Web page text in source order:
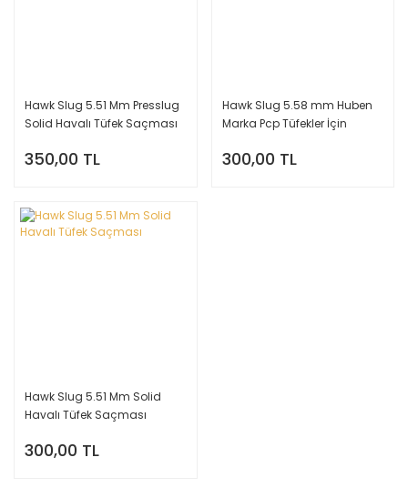
Hawk Slug 5.51 Mm Presslug
Solid Havalı Tüfek Saçması
350,00 TL
Hawk Slug 5.58 mm Huben
Marka Pcp Tüfekler İçin
300,00 TL
Hawk Slug 5.51 Mm Solid
Havalı Tüfek Saçması
300,00 TL